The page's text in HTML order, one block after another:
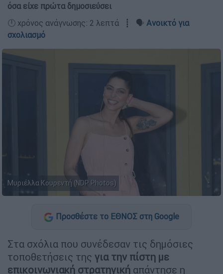
όσα είχε πρώτα δημοσιεύσει
🕛 χρόνος ανάγνωσης: 2 λεπτά ┋ 🗣️ Ανοικτό για
σχολιασμό
Μυριέλλα Κουρεντή (NDP Photos)
Προσθέστε το ΕΘΝΟΣ στη Google
Στα σχόλια που συνέδεσαν τις δημόσιες
τοποθετήσεις της για την πίστη με
επικοινωνιακή στρατηγική απάντησε η